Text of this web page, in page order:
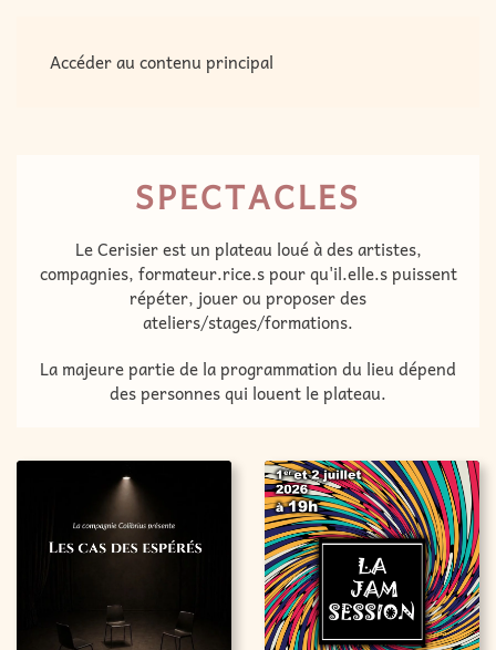
Accéder au contenu principal
MENU
SPECTACLES
Le Cerisier est un plateau loué à des artistes,
compagnies, formateur.rice.s pour qu'il.elle.s puissent
répéter, jouer ou proposer des
ateliers/stages/formations.
La majeure partie de la programmation du lieu dépend
des personnes qui louent le plateau.